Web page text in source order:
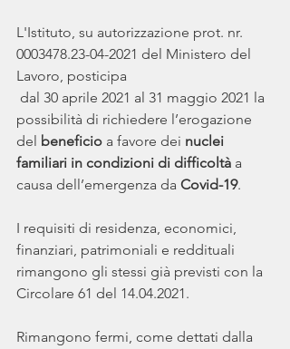
L'Istituto, su autorizzazione prot. nr.
0003478.23-04-2021 del Ministero del
Lavoro, posticipa
possibilità di richiedere l’erogazione
del beneficio a favore dei nuclei
familiari in condizioni di difficoltà a
causa dell’emergenza da Covid-19.
I requisiti di residenza, economici,
finanziari, patrimoniali e reddituali
rimangono gli stessi già previsti con la
Circolare 61 del 14.04.2021.
Rimangono fermi, come dettati dalla